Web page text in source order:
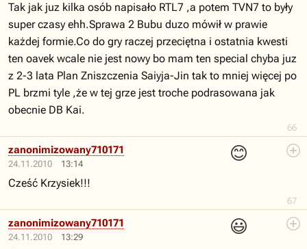
66
Tak jak juz kilka osób napisało RTL7 ,a potem TVN7 to były
super czasy ehh.Sprawa 2 Bubu duzo mówił w prawie
każdej formie.Co do gry raczej przeciętna i ostatnia kwesti
ten oavek wcale nie jest nowy bo mam ten special chyba juz
z 2-3 lata Plan Zniszczenia Saiyja-Jin tak to mniej więcej po
PL brzmi tyle ,że w tej grze jest troche podrasowana jak
obecnie DB Kai.
24.11.2010 13:14
😊
67
zanonimizowany710171
Cześć Krzysiek!!!
24.11.2010 13:29
😃
zanonimizowany710171